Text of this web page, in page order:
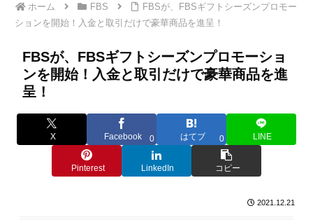
ホーム FBS
FBSが、FBSギフトシーズンプロモー
ションを開始！入金と取引だけで豪華商品を進呈！
FBSが、FBSギフトシーズンプロモーショ
ンを開始！入金と取引だけで豪華商品を進
呈！
X Facebook 0 はてブ 0 LINE
Pinterest LinkedIn コピー
2021.12.21